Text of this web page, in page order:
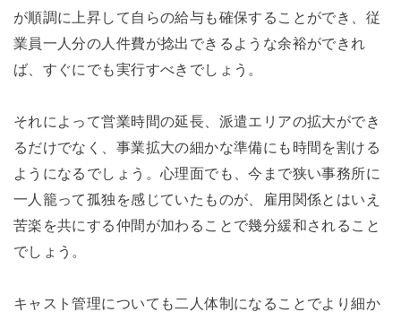
が順調に上昇して自らの給与も確保することができ、従
業員一人分の人件費が捻出できるような余裕ができれ
ば、すぐにでも実行すべきでしょう。
それによって営業時間の延長、派遣エリアの拡大ができ
るだけでなく、事業拡大の細かな準備にも時間を割ける
ようになるでしょう。心理面でも、今まで狭い事務所に
一人籠って孤独を感じていたものが、雇用関係とはいえ
苦楽を共にする仲間が加わることで幾分緩和されること
でしょう。
キャスト管理についても二人体制になることでより細か